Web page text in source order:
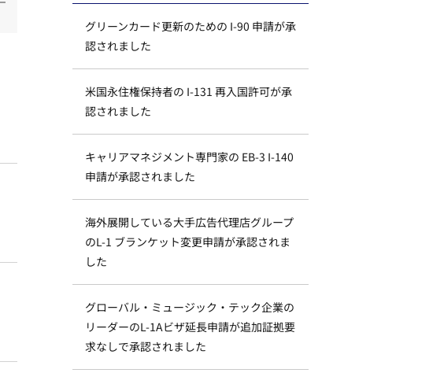
グリーンカード更新のための I-90 申請が承
認されました
米国永住権保持者の I-131 再入国許可が承
認されました
キャリアマネジメント専門家の EB-3 I-140
申請が承認されました
海外展開している大手広告代理店グループ
のL-1 ブランケット変更申請が承認されま
した
グローバル・ミュージック・テック企業の
リーダーのL-1Aビザ延長申請が追加証拠要
求なしで承認されました